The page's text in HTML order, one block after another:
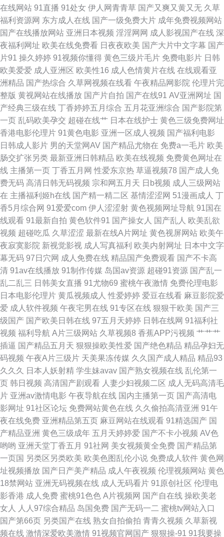
污污 wwww91色色 黄视频网站 日韩精品电影 91人人妻 欧美久久草在线 18
岁18岁黄色 欧日韩123区 91官网国产 国产高清网站 美女精品 www91偷拍
日本a级电影网址 www日夜夜无码 午夜社区 九九热女人 四虎影院av网站 国
产精品成年 三级日韩中文字幕 97操在线视频 91社精品无码 久久大香蕉99
亚洲无码蜜桃 国产乱轮精品 日韩电影新片网 97av大香蕉 黑丝美女内射和集
日韩草操 91老司机视频 国产成人综合网 亚洲无码福利社 91黄视屏 美女禁网
站免费 伊人成人小视频 国内91视频 日本A∨网站 午夜激情男女 亚州乱轮天
堂 91亲99 91超碰碰 丁香五香天堂网卡 蜜桃福利视频 91线看视频 九九99福
利视频 日韩深夜av福利 91免费进 东京热一二三 美女被草 午夜激情av网站
99热这里有精品 国语对白精品 深夜影院操一操 91最新视频 国产视频福利导
航 欧美午夜剧场 午夜小福利 AV入口处 激情另类综合av 日本操片 伊人院成
人 波多野吉衣无码 男人的天堂无码 亚洲红杏在线观看 www9玖玖 九九这里
都是精品 日韩精品在线视频 91人人妻人人爱 豆花视频 免费观看肏屄 亚洲天
堂综合网 丰满少妇AV 欧美成人免费网址
在线网站 91直播 91处女 伊人网青青草 国产又爽又黄又无 久草
福利资源网 东方成人在线 国产一级免费大片 成年免费视频网站
国产在线播放网站 亚洲日本视频 淫淫网网 成人影视国产在线 深
夜福利网址 欧美在线免费看 日夜夜欧美 国产大片中文字幕 国产
片91 操久婷婷 91视频你懂得 黄色三级片毛片 免费电影片 日韩
欧美爱爱 成人亚洲区 欧美性16 成人色情黄片在线 在线观看亚
洲精品 国产热综合 久草网视频在线看 午夜精品网影院 伦理片完
整版 黄视网站在线播放 国产片自拍 国产在线91 AV亚洲网址 国
产经典三级在线 丁香婷婷五月综合 五月花亚洲综合 国产影院第
一页 乱码欧美孕交 超碰在线艹 日本在线护士 黄色三级免费网址
香港电影伦理片 91黄色电影 亚洲一区成人视频 国产福利电影
日韩成人影片 男的天堂网AV 国产精品尤物在 免费a一毛片 欧美
肠交扩张另类 最新亚洲日韩精品 欧美在线视频 免费黄色网址在
线 主播第一页 丁香五月网 性爱东京热 草逼视频78 国产成人免
费无码 高清日韩无码视频 宗和网五月天 日b视频 成人三级网站
在 主播福利姬h在线 国产精一精二区 基情涩涩网 51漫画成人 丁
香5月综合网 91爱爱com 伊人涩涩射 黄色视频网址导航 91国在
线观看 91最新自拍 黄色软件91 国产操女人 国产乱人 欧美乱欲
视频 超碰吃瓜 久草涩涩 最新在线A片网址 黄色视屏网站 欧美午
夜寂寞影院 新视觉影视 成人写真福利 欧美内射网址 日本中文字
幕无码 97日穴网 成人免费在线 精品国产免费观看 国产不卡高
清 91av在线播放 91制作传媒 岛国av资源 超碰91资源 国产乱一
乱二乱三 日韩美女直播 91尤物69 蜜桃午夜激情 免费伦理电影
日本电影伦理片 黄瓜视频成人 性爱婷婷 爱豆在线看 麻豆影院爱
爱 成人软件视频 午夜宅男在线 91专区在线 狠狠干欧美 国产三
级国产 国产欧美日韩在线 97五月天婷婷 日韩在线网 91福利社
视频 福利导航 A片三级网站 久草视频8 香蕉APP污视频 艹艹艹
插逼 国产精品五月天 狠狠操欧美性爱 国产绝色精品 精品孕妇无
码视频 午夜A片三级片 天美果冻传媒 久久国产成人精品 精品93
久久久
日本人妖射精 学生妹avav 国产熟女视频在线 乱伦第一
页 韩日视频 高清国产剧观看 人妻少妇视频二区 成人无码高清毛
片 亚洲av激情电影 午夜导航在线 国内主播第一页 国产高清电
影网址 91社区论坛 免费网站黄色在线 久久偷拍高清亚洲 91午
夜在线免费 亚洲精品第五页 麻豆网站在线观看 91精选国产 国
产精品亚洲 黄色三级成年 五月天婷婷爱 国产不卡小视频 AV色
哟哟 亚洲天堂丁香五月 91社网 美女视频黄全免费 国产精品第
一页国 另类区另类欧美 欧美色图乱伦小说 免费成人软件 黄色网
址视频播放 国产日产美产精品 成人午夜视频 伦理视频网站 黄色
18禁网站 亚洲无码视频在线 成人无码看片 91原创社区 伦理电
影香港 成人免费 蜜桃91色色 A片视频网 国产自在线 操欧美老
女人
人人97综合精品 岛国免费 国产无码一二 蜜桃tv网站入口
国产第66页 另类国产在线 熟女自拍偷拍 青青久视频 久草新视
频在线 激情深爱欧美激情 91视频官网国产 狠狠操-91 91我要操